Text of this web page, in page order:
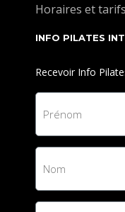
Horaires et tarifs
INFO PILATES
Recevoir Info